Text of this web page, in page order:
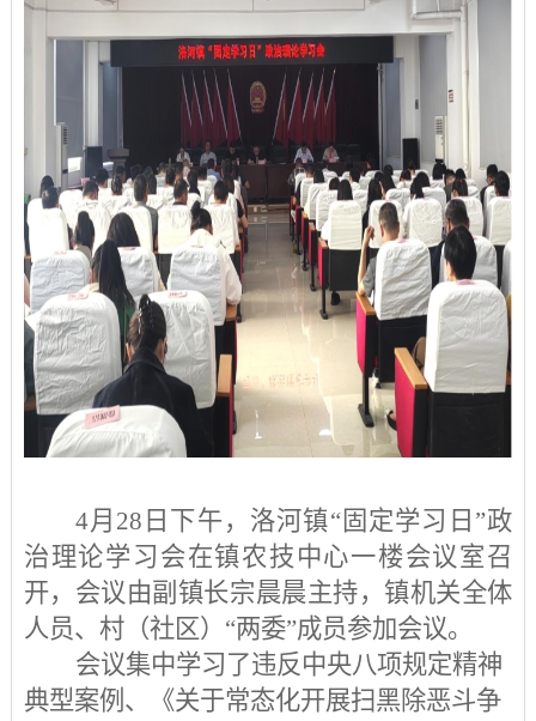
4月 28 日下午，洛河镇“固定学习日”政
治理论学习会在镇农技中心一楼会议室召
开，会议由副镇长宗晨晨主持，镇机关全体
人员、村（社区） “两委”成员参加会议。
会议集中学习了违反中央八项规定精神
典型案例、《关于常态化开展扫黑除恶斗争